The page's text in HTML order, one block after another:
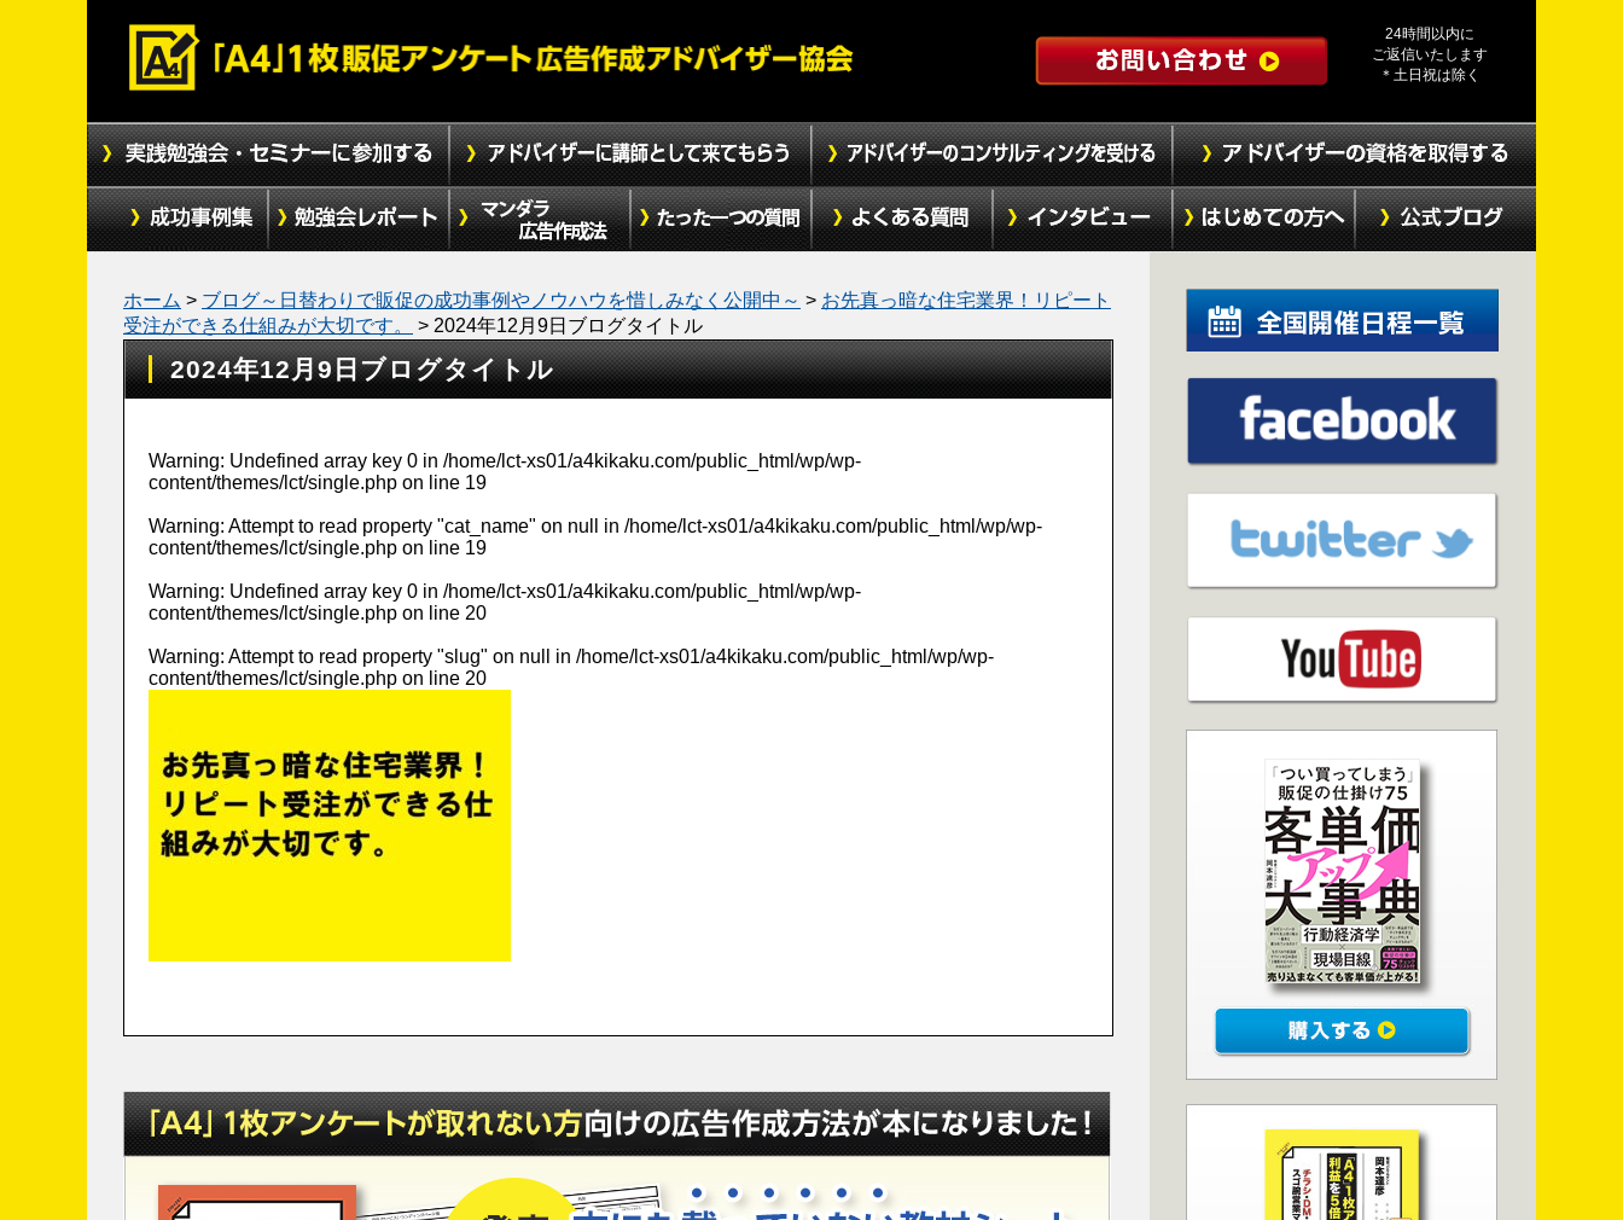
24時間以内に
ご返信いたします
＊土日祝は除く
ホーム > ブログ～日替わりで販促の成功事例やノウハウを惜しみなく公開中～ > お先真っ暗な住宅業界！リピート
受注ができる仕組みが大切です。
> 2024年12月9日ブログタイトル
2024年12月9日ブログタイトル
Warning: Undefined array key 0 in /home/lct-xs01/a4kikaku.com/public_html/wp/wp-
content/themes/lct/single.php on line 19
Warning: Attempt to read property "cat_name" on null in /home/lct-xs01/a4kikaku.com/public_html/wp/wp-
content/themes/lct/single.php on line 19
Warning: Undefined array key 0 in /home/lct-xs01/a4kikaku.com/public_html/wp/wp-
content/themes/lct/single.php on line 20
Warning: Attempt to read property "slug" on null in /home/lct-xs01/a4kikaku.com/public_html/wp/wp-
content/themes/lct/single.php on line 20